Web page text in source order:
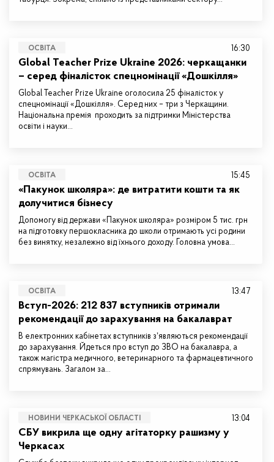
ОСВІТА
Global Teacher Prize Ukraine 2026: черкащанки
– серед фіналісток спецномінації «Дошкілля»
Global Teacher Prize Ukraine оголосила 25 фіналісток у
спецномінації «Дошкілля». Серед них – три з Черкащини.
Національна премія проходить за підтримки Міністерства
освіти і науки…
16:30
ОСВІТА
«Пакунок школяра»: де витратити кошти та як
долучитися бізнесу
Допомогу від держави «Пакунок школяра» розміром 5 тис. грн
на підготовку першокласника до школи отримають усі родини
без винятку, незалежно від їхнього доходу. Головна умова…
15:45
ОСВІТА
Вступ-2026: 212 837 вступників отримали
рекомендації до зарахування на бакалаврат
В електронних кабінетах вступників зʼявляються рекомендації
до зарахування. Йдеться про вступ до ЗВО на бакалавра, а
також магістра медичного, ветеринарного та фармацевтичного
спрямувань. Загалом за…
13:47
НОВИНИ ЧЕРКАСЬКОЇ ОБЛАСТІ
СБУ викрила ще одну агітаторку рашизму у
Черкасах
13:04